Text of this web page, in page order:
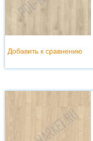
Добавить к сравнению